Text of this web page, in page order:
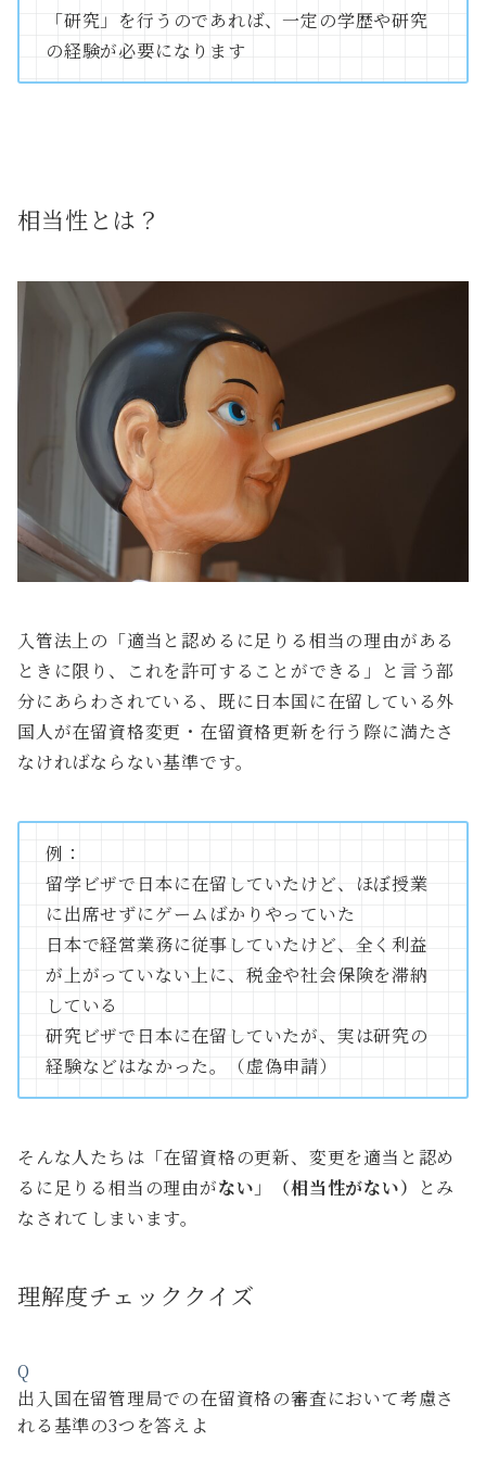
「研究」を行うのであれば、一定の学歴や研究
の経験が必要になります
相当性とは？
入管法上の「適当と認めるに足りる相当の理由がある
ときに限り、これを許可することができる」と言う部
分にあらわされている、既に日本国に在留している外
国人が在留資格変更・在留資格更新を行う際に満たさ
なければならない基準です。
例：
留学ビザで日本に在留していたけど、ほぼ授業
に出席せずにゲームばかりやっていた
日本で経営業務に従事していたけど、全く利益
が上がっていない上に、税金や社会保険を滞納
している
研究ビザで日本に在留していたが、実は研究の
経験などはなかった。（虚偽申請）
そんな人たちは「在留資格の更新、変更を適当と認め
るに足りる相当の理由がない 」 （相当性がない）
とみ
なされてしまいます。
理解度チェッククイズ
Q
出入国在留管理局での在留資格の審査において考慮さ
れる基準の3つを答えよ